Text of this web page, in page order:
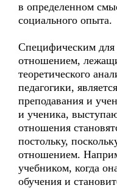
в определенном
социального опыта.
Специфическим для
отношением,
теоретического
педагогики,
преподавания и
и ученика,
отношения
постольку,
отношением.
учебником, когда
обучения и